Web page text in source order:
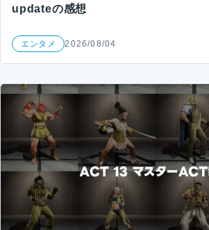
updateの感想
エンタメ 2026/08/04